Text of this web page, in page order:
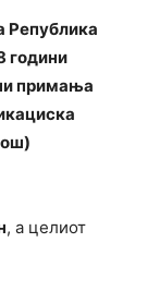
Република
години
примања
, а целиот